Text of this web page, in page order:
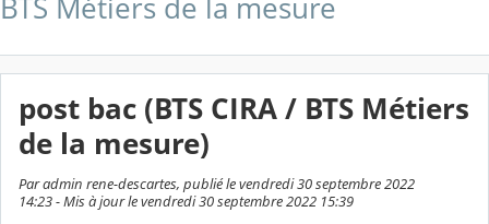
BTS Métiers de la mesure
post bac (BTS CIRA / BTS Métiers
de la mesure)
Par admin rene-descartes, publié le vendredi 30 septembre 2022
14:23 - Mis à jour le vendredi 30 septembre 2022 15:39